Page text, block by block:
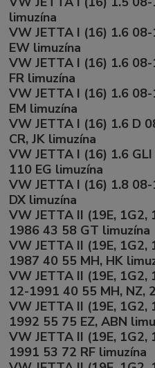
limuzína
VW JETTA I (16) 1.6
EW limuzína
VW JETTA I (16) 1.6
FR limuzína
VW JETTA I (16) 1.6
EM limuzína
VW JETTA I (16) 1.6 D
CR, JK limuzína
VW JETTA I (16) 1.6
110 EG limuzína
VW JETTA I (16) 1.8
DX limuzína
VW JETTA II (19E,
1986 43 58 GT limuzína
VW JETTA II (19E,
1987 40 55 MH, HK
VW JETTA II (19E,
12-1991 40 55 MH, NZ,
VW JETTA II (19E,
1992 55 75 EZ, ABN
VW JETTA II (19E,
1991 53 72 RF limuzína